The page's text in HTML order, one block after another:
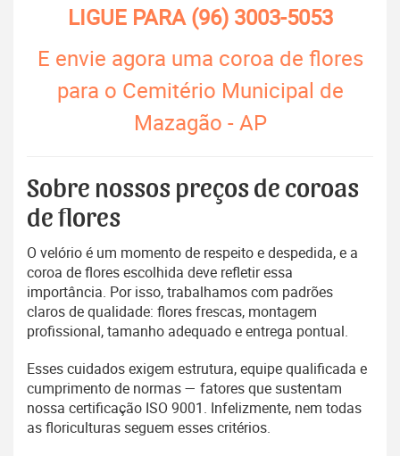
LIGUE PARA(96) 3003-5053
E envie agora uma coroa de flores
para o Cemitério Municipal de
Mazagão - AP
Sobre nossos preços de coroas
de flores
O velório é um momento de respeito e despedida, e a
coroa de flores escolhida deve refletir essa
importância. Por isso, trabalhamos com padrões
claros de qualidade: flores frescas, montagem
profissional, tamanho adequado e entrega pontual.
Esses cuidados exigem estrutura, equipe qualificada e
cumprimento de normas — fatores que sustentam
nossa certificação ISO 9001. Infelizmente, nem todas
as floriculturas seguem esses critérios.